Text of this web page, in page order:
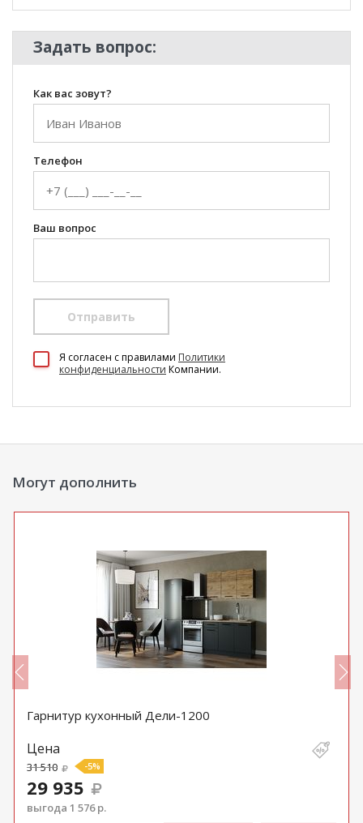
Задать вопрос:
Как вас зовут?
Телефон
Ваш вопрос
Отправить
Я согласен c правилами Политики
конфиденциальности Компании.
Могут дополнить
Гарнитур кухонный Дели-1200
Цена
31 510 -5%
29 935
выгода 1 576 р.